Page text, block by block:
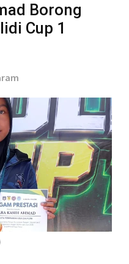
Borong
Cup 1